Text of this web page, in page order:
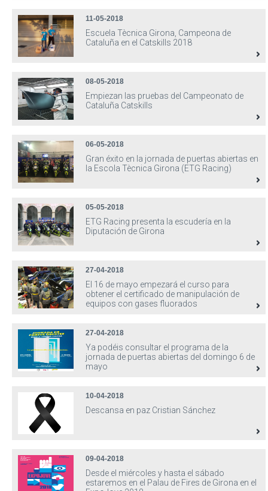
11-05-2018
Escuela Tècnica Girona, Campeona de
Cataluña en el Catskills 2018
08-05-2018
Empiezan las pruebas del Campeonato de
Cataluña Catskills
06-05-2018
Gran éxito en la jornada de puertas abiertas en
la Escola Tècnica Girona (ETG Racing)
05-05-2018
ETG Racing presenta la escudería en la
Diputación de Girona
27-04-2018
El 16 de mayo empezará el curso para
obtener el certificado de manipulación de
equipos con gases fluorados
27-04-2018
Ya podéis consultar el programa de la
jornada de puertas abiertas del domingo 6 de
mayo
10-04-2018
Descansa en paz Cristian Sánchez
09-04-2018
Desde el miércoles y hasta el sábado
estaremos en el Palau de Fires de Girona en el